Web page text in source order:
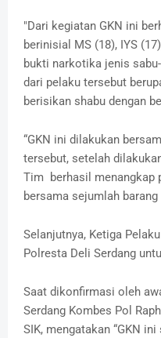
"Dari kegiatan GKN ini
berinisial MS (18), IYS
bukti narkotika jenis
dari pelaku tersebut
berisikan shabu dengan
“GKN ini dilakukan
tersebut, setelah
Tim berhasil menangkap
bersama sejumlah barang
Selanjutnya, Ketiga
Polresta Deli Serdang
Saat dikonfirmasi oleh
Serdang Kombes Pol
SIK, mengatakan “GKN